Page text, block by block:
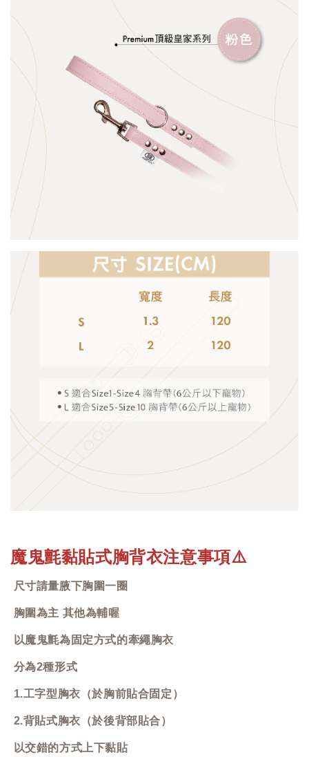
魔鬼氈黏貼式胸背衣注意事項⚠️
尺寸請量腋下胸圍一圈
胸圍為主 其他為輔喔
以魔鬼氈為固定方式的牽繩胸衣
分為2種形式
1.工字型胸衣（於胸前貼合固定）
2.背貼式胸衣（於後背部貼合）
以交錯的方式上下黏貼